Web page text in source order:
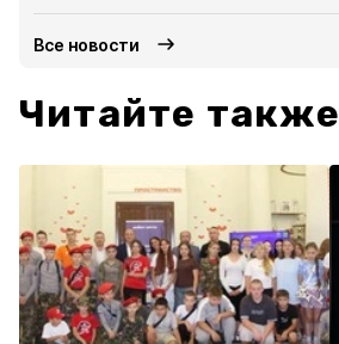
Все новости
Читайте также